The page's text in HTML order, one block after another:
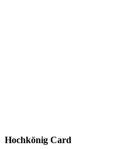
Hochkönig Card